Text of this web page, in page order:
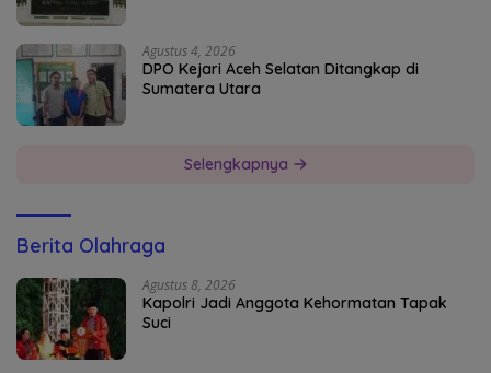
Agustus 4, 2026
DPO Kejari Aceh Selatan Ditangkap di
Sumatera Utara
Selengkapnya
Berita Olahraga
Agustus 8, 2026
Kapolri Jadi Anggota Kehormatan Tapak
Suci